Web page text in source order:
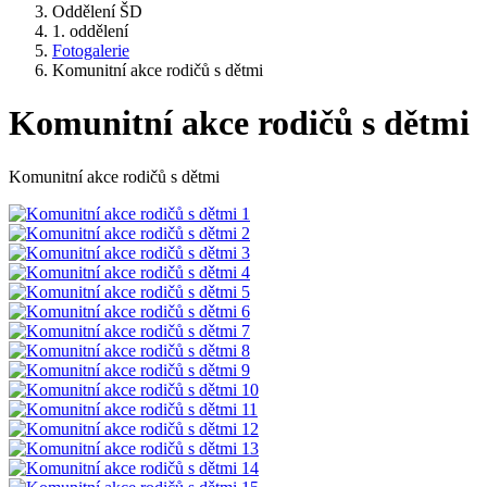
Oddělení ŠD
1. oddělení
Fotogalerie
Komunitní akce rodičů s dětmi
Komunitní akce rodičů s dětmi
Komunitní akce rodičů s dětmi